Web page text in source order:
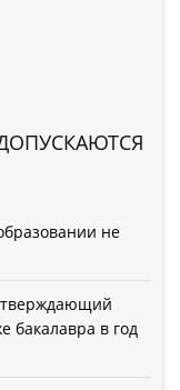
не
бакалавра в год